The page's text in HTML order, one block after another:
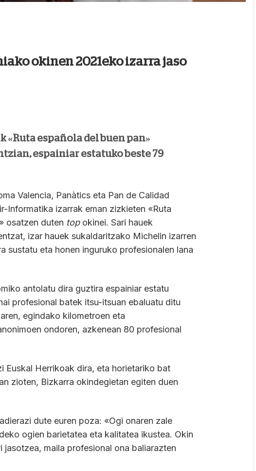
okinen 2021eko izarra jaso
española del buen pan»
espainiar estatuko beste 79
Valencia, Panàtics eta Pan de Calidad
Informatika izarrak eman zizkieten «Ruta
osatzen duten topokinei. Sari hauek
izar hauek sukaldaritzako Michelin izarren
sustatu eta honen inguruko profesionalen lana
antolatu dira guztira espainiar estatu
profesional batek itsu-itsuan ebaluatu ditu
egindako kilometroen eta
ondoren, azkenean 80 profesional
Euskal Herrikoak dira, eta horietariko bat
zioten, Bizkarra okindegietan egiten duen
dute euren poza: «Ogi onaren zale
ogien barietatea eta kalitatea ikustea. Okin
maila profesional ona baliarazten